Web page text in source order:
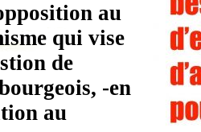
au
qui vise
de
-en
au